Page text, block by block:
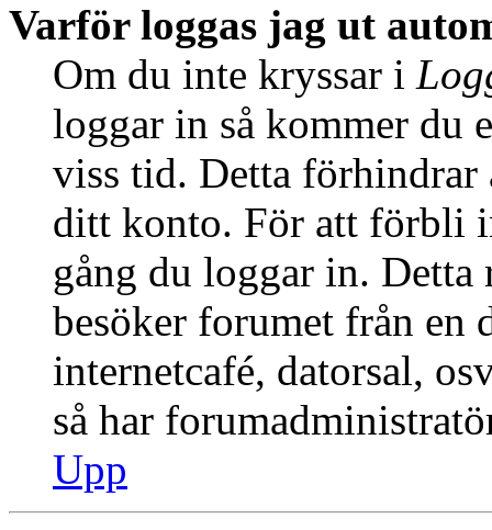
Varför loggas jag ut
Om du inte kryssar i
loggar in så kommer du
viss tid. Detta förhindrar
ditt konto. För att förbli
gång du loggar in. Detta
besöker forumet från en
internetcafé, datorsal,
så har
Upp